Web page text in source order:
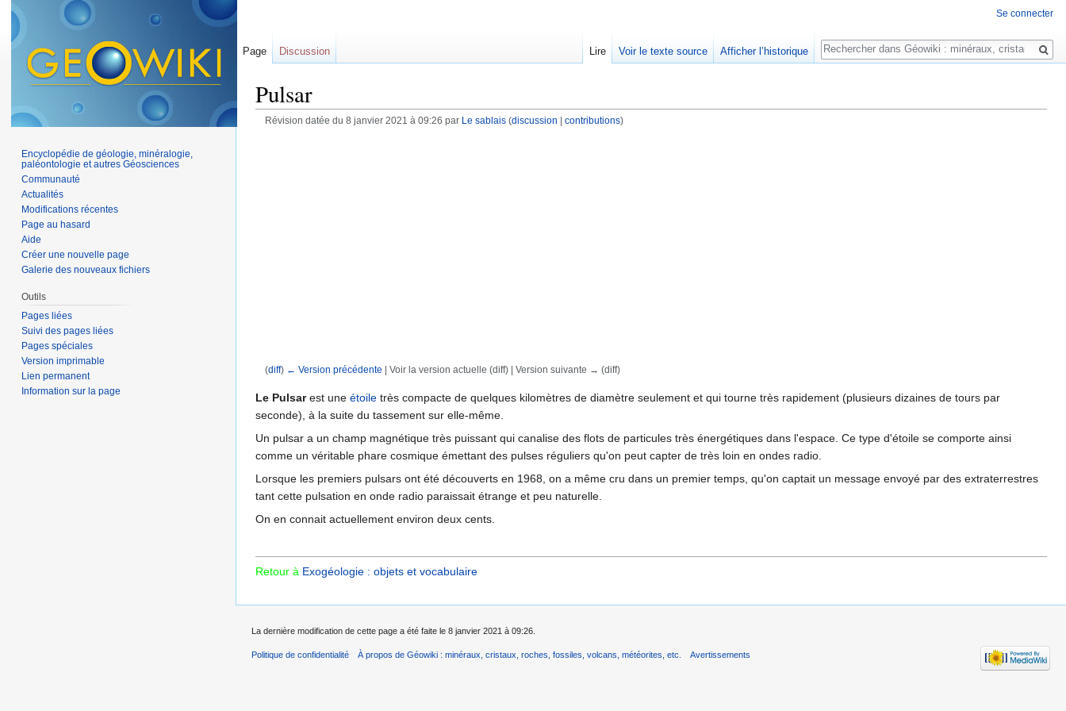
Pulsar
Révision datée du 8 janvier 2021 à 09:26 par Le sablais (discussion contributions)
(diff) ← Version précédente | Voir la version actuelle (diff) | Version suivante → (diff)
Le Pulsarest une étoile très compacte de quelques kilomètres de diamètre seulement et qui tourne très rapidement (plusieurs dizaines de tours par
seconde), à la suite du tassement sur elle-même.
Un pulsar a un champ magnétique très puissant qui canalise des flots de particules très énergétiques dans l'espace. Ce type d'étoile se comporte ainsi
comme un véritable phare cosmique émettant des pulses réguliers qu'on peut capter de très loin en ondes radio.
Lorsque les premiers pulsars ont été découverts en 1968, on a même cru dans un premier temps, qu'on captait un message envoyé par des extraterrestres
tant cette pulsation en onde radio paraissait étrange et peu naturelle.
On en connait actuellement environ deux cents.
Retour à Exogéologie : objets et vocabulaire
Se connecter
Page Discussion Lire Voir le texte source Afficher l’historique
Rechercher
Encyclopédie de géologie, minéralogie,
paléontologie et autres Géosciences
Communauté
Actualités
Modifications récentes
Page au hasard
Aide
Créer une nouvelle page
Galerie des nouveaux fichiers
Outils
Pages liées
Suivi des pages liées
Pages spéciales
Version imprimable
Lien permanent
Information sur la page
La dernière modification de cette page a été faite le 8 janvier 2021 à 09:26.
Politique de confidentialité À propos de Géowiki : minéraux, cristaux, roches, fossiles, volcans, météorites, etc. Avertissements